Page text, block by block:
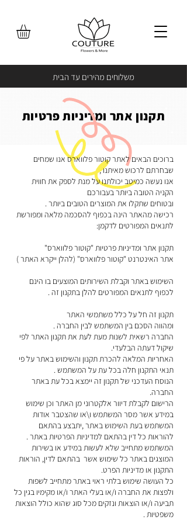
משלוחים מהירים עד הבית
תקנון אתר ומדיניות פרטיות
ברוכים הבאים לאתר קוטור פלווארס אנו שמחים
שבחרתם לרכוש מאיתנו ,
אנו נעשה כמיטב יכולתנו על מנת לספק את חווית
הקניה הטובה ביותר בעבורכם
ובטוחים שתקלו את המוצרים הטובים ביותר .
רכישה מהאתר הינה בכפוף להסכמה מלאה ומפורשת
לתנאים המפורטים לדקמן:
תקנון אתר ומדיניות פרטיות "קוטור פלווארס"
אתר האינטרנט "קוטור פלווארס" (להלן ייקרא האתר )
השימוש באתר וקבלת השירותים המוצעים בו הינם
לכפוף לתנאים המפורטים להלן בתקנון זה .
תקנון זה חל על כלל משתמשי האתר
ומהווה הסכם בין המשתמש לבין החברה .
החברה רשאית לשנות מעת לעת את תקנון האתר לפי
שיקול דעתה הבלעדי.
האחריות המלאה להכרת תקנון והשימוש באתר על פי
תנאי התקנון חלה בכל עת על המשתמש .
הנוסח העדכני של תקנון זה יימצא בכל עת באתר
החברה.
הרישום לקבלת דיוור אלקטרוני מן האתר וכן שימוש
במידע אשר מסר המשתמש ו\או שהצטבר אודות
המשתמש בעת השימוש באתר ,יתבצע בהתאם
להוראות כל דין בהתאם למדיניות הפרטיות באתר .
המשתמש מתחייב שלא לעשות במידע או בשירות
המוצגים באתר כל שימוש אשר בהתאם לדין, הוראות
התקנון או מדיניות הפרט.
כל העושה שימוש בלתי ראוי באתר מתחייב לשפות
ולפצות את החברה ו/או בעלי האתר ו/או מקימיו בגין כל
תביעה ו/או הוצאות ונזקים מכל סוג שהוא כולל הוצאות
משפטיות .